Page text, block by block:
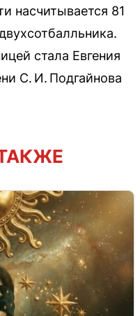
насчитывается 81
стала Евгения
С. И. Подгайнова